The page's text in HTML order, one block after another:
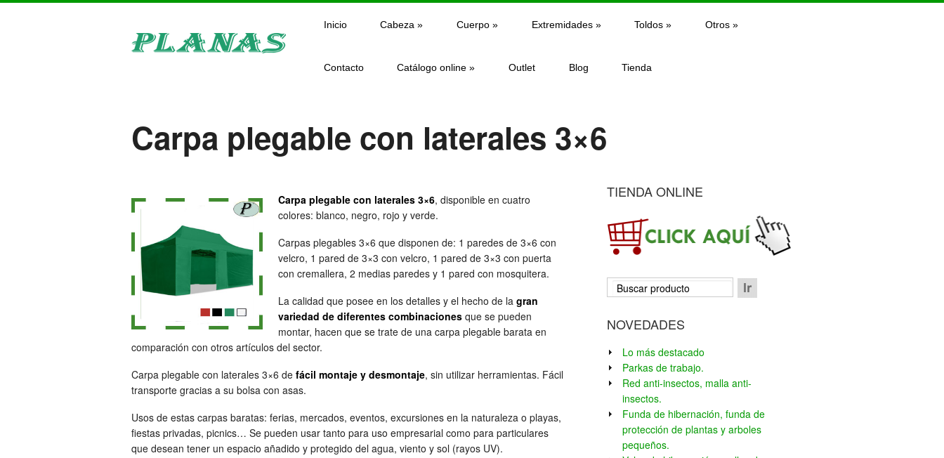
Inicio Cabeza » Cuerpo» Extremidades» Toldos » Otros»
Contacto Catálogo online » Outlet Blog Tienda
Carpa plegable con laterales 3×6
Carpa plegable con laterales 3×6, disponible en cuatro
colores: blanco, negro, rojo y verde.
Carpas plegables 3×6 que disponen de: 1 paredes de 3×6 con
velcro, 1 pared de 3×3 con velcro, 1 pared de 3×3 con puerta
con cremallera, 2 medias paredes y 1 pared con mosquitera.
La calidad que posee en los detalles y el hecho de la gran
variedad de diferentes combinaciones que se pueden
montar, hacen que se trate de una carpa plegable barata en
comparación con otros artículos del sector.
Carpa plegable con laterales 3×6 de fácil montaje y desmontaje, sin utilizar herramientas. Fácil
transporte gracias a su bolsa con asas.
Usos de estas carpas baratas: ferias, mercados, eventos, excursiones en la naturaleza o playas,
fiestas privadas, picnics… Se pueden usar tanto para uso empresarial como para particulares
que desean tener un espacio añadido y protegido del agua, viento y sol (rayos UV).
TIENDA ONLINE
NOVEDADES
Lo más destacado
Parkas de trabajo.
Red anti-insectos, malla anti-
insectos.
Funda de hibernación, funda de
protección de plantas y arboles
pequeños.